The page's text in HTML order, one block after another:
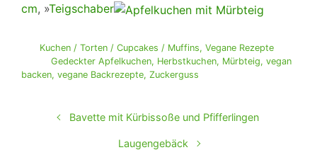
cm, »Teigschaber
Kuchen / Torten / Cupcakes / Muffins, Vegane Rezepte
Gedeckter Apfelkuchen, Herbstkuchen, Mürbteig, vegan
backen, vegane Backrezepte, Zuckerguss
Bavette mit Kürbissoße und Pfifferlingen
Laugengebäck